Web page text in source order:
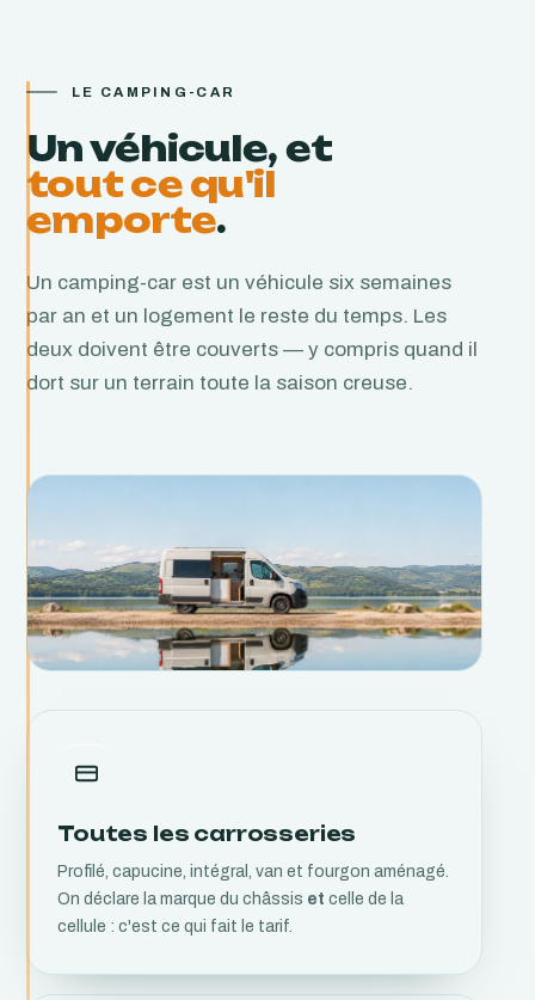
LE CAMPING-CAR
Un véhicule, et
tout ce qu'il
emporte.
Un camping-car est un véhicule six semaines
par an et un logement le reste du temps. Les
deux doivent être couverts — y compris quand il
dort sur un terrain toute la saison creuse.
Toutes les carrosseries
Profilé, capucine, intégral, van et fourgon aménagé.
On déclare la marque du châssis et celle de la
cellule : c'est ce qui fait le tarif.